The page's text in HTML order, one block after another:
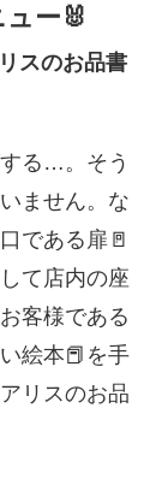
ー🐰
スのお品書
る…。そう
ません。な
である扉🚪
て店内の座
客様である
絵本📕を手
リスのお品